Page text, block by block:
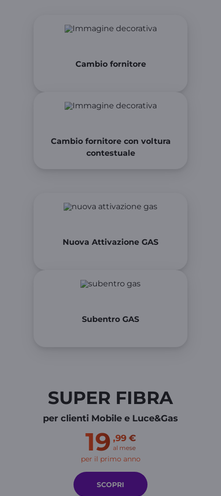
Cambio fornitore
Cambio fornitore con voltura
contestuale
Nuova Attivazione GAS
Subentro GAS
SUPER FIBRA
per clienti Mobile e Luce&Gas
19 ,99 €
al mese
per il primo anno
SCOPRI